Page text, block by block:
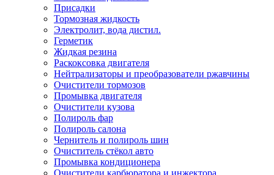
Присадки
Тормозная жидкость
Электролит, вода дистил.
Герметик
Жидкая резина
Раскоксовка двигателя
Нейтрализаторы и преобразователи ржавчины
Очистители тормозов
Промывка двигателя
Очистители кузова
Полироль фар
Полироль салона
Чернитель и полироль шин
Очиститель стёкол авто
Промывка кондиционера
Очистители карбюратора и инжектора